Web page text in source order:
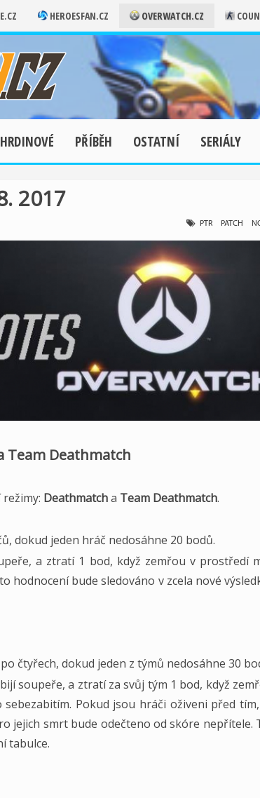
HEROESFAN.CZ OVERWATCH.CZ
HRDINOVÉ PŘÍBĚH OSTATNÍ SERIÁLY
2017
PTR PATCH
Team Deathmatch
Deathmatcha Team Deathmatch.
dokud jeden hráč nedosáhne 20 bodů.
a ztratí 1 bod, když zemřou v prostředí
hodnocení bude sledováno v zcela nové
čtyřech, dokud jeden z týmů nedosáhne 30
soupeře, a ztratí za svůj tým 1 bod, když
Pokud jsou hráči oživeni před
jejich smrt bude odečteno od skóre nepřítele.
tabulce.